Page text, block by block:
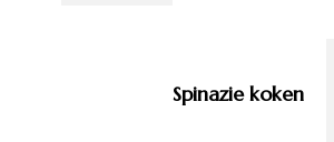
Spinazie koken